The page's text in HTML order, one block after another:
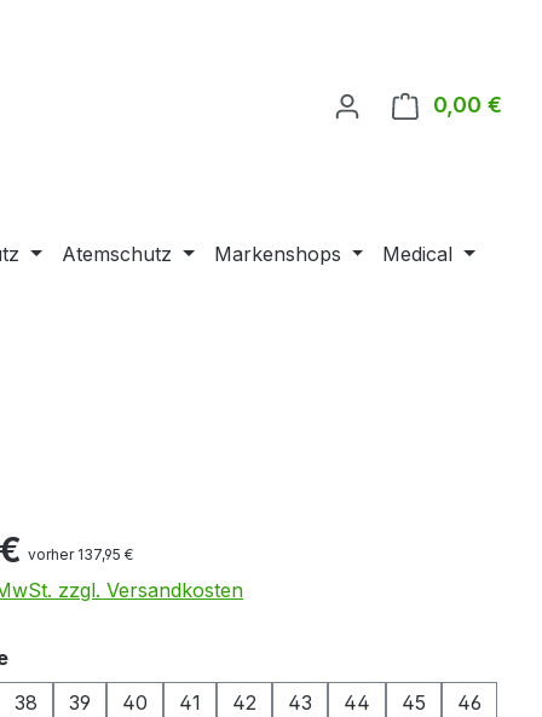
0,00 €
Atemschutz Markenshops Medical
vorher 137,95 €
zzgl. Versandkosten
auswählen
38
39 40 41 42 43 44 45 46